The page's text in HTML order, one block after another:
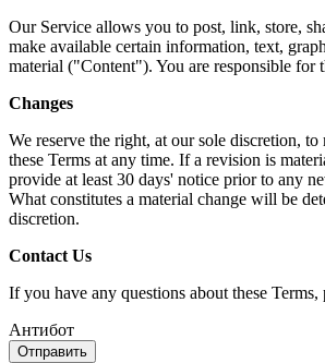
Our Service allows you to post, link, store,
make available certain information, text,
material ("Content"). You are responsible for
Changes
We reserve the right, at our sole discretion,
these Terms at any time. If a revision is
provide at least 30 days' notice prior to any
What constitutes a material change will be
discretion.
Contact Us
If you have any questions about these Terms,
Антибот
Отправить